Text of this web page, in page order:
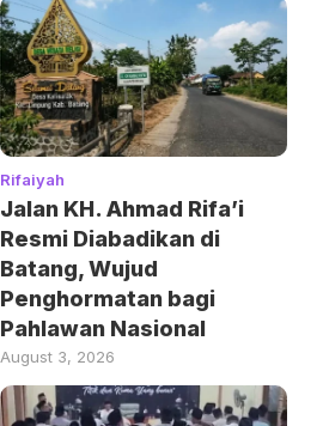
Rifaiyah
Jalan KH. Ahmad Rifa’i
Resmi Diabadikan di
Batang, Wujud
Penghormatan bagi
Pahlawan Nasional
August 3, 2026